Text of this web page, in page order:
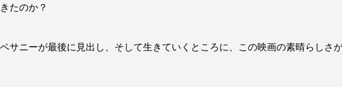
たのか？
サニーが最後に見出し、そして生きていくところに、この映画の素晴らしさ